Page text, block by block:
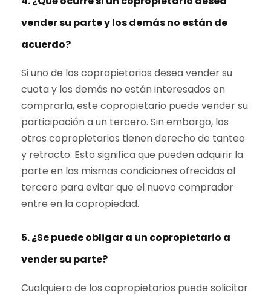
vender su parte y los demás no están de
acuerdo?
Si uno de los copropietarios desea vender su
cuota y los demás no están interesados en
comprarla, este copropietario puede vender su
participación a un tercero. Sin embargo, los
otros copropietarios tienen derecho de tanteo
y retracto. Esto significa que pueden adquirir la
parte en las mismas condiciones ofrecidas al
tercero para evitar que el nuevo comprador
entre en la copropiedad.
5. ¿Se puede obligar a un copropietario a
vender su parte?
Cualquiera de los copropietarios puede solicitar